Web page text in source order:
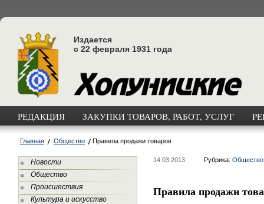
Издается
с 22 февраля 1931 года
РЕДАКЦИЯ ЗАКУПКИ ТОВАРОВ, РАБОТ, УСЛУГ
Главная Общество Правила продажи товаров
Новости
Общество
Происшествия
Культура и искусство
14.03.2013 Рубрика: Общество
Правила продажи